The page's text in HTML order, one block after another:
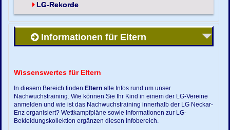
LG-Rekorde
Informationen für Eltern
Wissenswertes für Eltern
In diesem Bereich finden Eltern alle Infos rund um unser
Nachwuchstraining. Wie können Sie Ihr Kind in einem der LG-Vereine
anmelden und wie ist das Nachwuchstraining innerhalb der LG Neckar-
Enz organisiert? Wettkampfpläne sowie Informationen zur LG-
Bekleidungskollektion ergänzen diesen Infobereich.